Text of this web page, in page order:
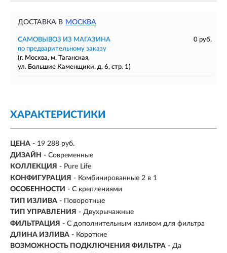
ДОСТАВКА В МОСКВА
САМОВЫВОЗ ИЗ МАГАЗИНА
0 руб.
по предварительному заказу
(г. Москва, м. Таганская,
ул. Большие Каменщики, д. 6, стр. 1)
ХАРАКТЕРИСТИКИ
ЦЕНА - 19 288 руб.
ДИЗАЙН - Современные
КОЛЛЕКЦИЯ - Pure Life
КОНФИГУРАЦИЯ - Комбинированные 2 в 1
ОСОБЕННОСТИ - С креплениями
ТИП ИЗЛИВА - Поворотные
ТИП УПРАВЛЕНИЯ - Двухрычажные
ФИЛЬТРАЦИЯ - С дополнительным изливом для фильтра
ДЛИНА ИЗЛИВА - Короткие
ВОЗМОЖНОСТЬ ПОДКЛЮЧЕНИЯ ФИЛЬТРА - Да